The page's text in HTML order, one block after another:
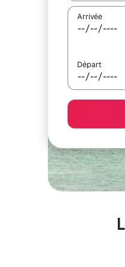
Arrivée
Départ